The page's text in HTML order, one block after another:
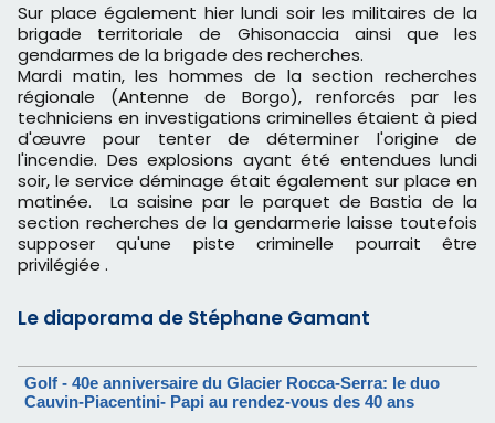
Sur place également hier lundi soir les militaires de la
brigade territoriale de Ghisonaccia ainsi que les
gendarmes de la brigade des recherches.
Mardi matin, les hommes de la section recherches
régionale (Antenne de Borgo), renforcés par les
techniciens en investigations criminelles étaient à pied
d'œuvre pour tenter de déterminer l'origine de
l'incendie. Des explosions ayant été entendues lundi
soir, le service déminage était également sur place en
matinée. La saisine par le parquet de Bastia de la
section recherches de la gendarmerie laisse toutefois
supposer qu'une piste criminelle pourrait être
privilégiée .
Le diaporama de Stéphane Gamant
Golf - 40e anniversaire du Glacier Rocca-Serra: le duo
Cauvin-Piacentini- Papi au rendez-vous des 40 ans